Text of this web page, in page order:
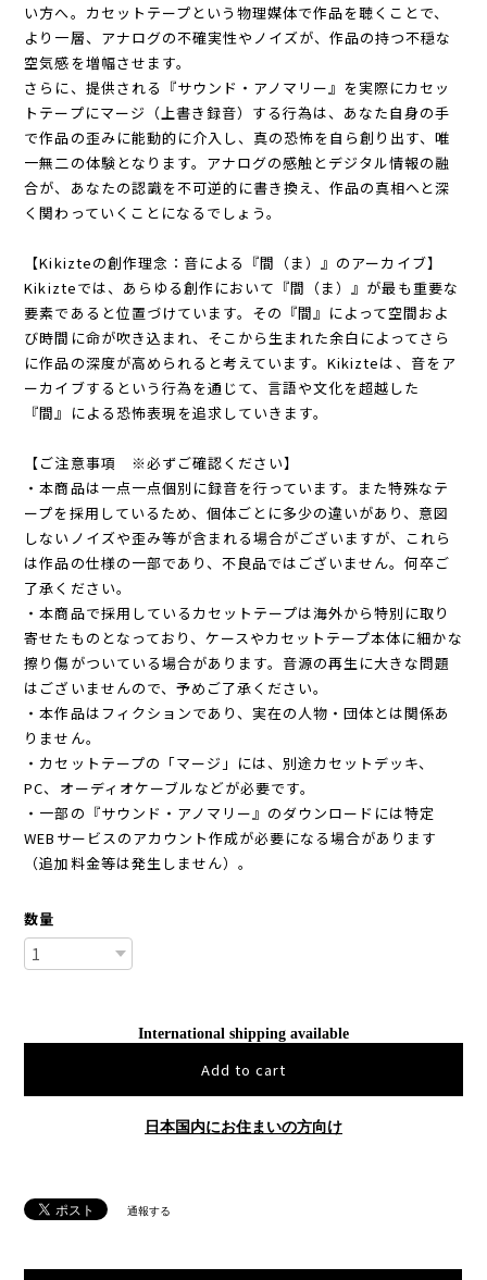
い方へ。カセットテープという物理媒体で作品を聴くことで、
より一層、アナログの不確実性やノイズが、作品の持つ不穏な
空気感を増幅させます。
さらに、提供される『サウンド・アノマリー』を実際にカセッ
トテープにマージ（上書き録音）する行為は、あなた自身の手
で作品の歪みに能動的に介入し、真の恐怖を自ら創り出す、唯
一無二の体験となります。アナログの感触とデジタル情報の融
合が、あなたの認識を不可逆的に書き換え、作品の真相へと深
く関わっていくことになるでしょう。
【Kikizteの創作理念：音による『間（ま）』のアーカイブ】
Kikizteでは、あらゆる創作において『間（ま）』が最も重要な
要素であると位置づけています。その『間』によって空間およ
び時間に命が吹き込まれ、そこから生まれた余白によってさら
に作品の深度が高められると考えています。Kikizteは、音をア
ーカイブするという行為を通じて、言語や文化を超越した
『間』による恐怖表現を追求していきます。
【ご注意事項 ※必ずご確認ください】
・本商品は一点一点個別に録音を行っています。また特殊なテ
ープを採用しているため、個体ごとに多少の違いがあり、意図
しないノイズや歪み等が含まれる場合がございますが、これら
は作品の仕様の一部であり、不良品ではございません。何卒ご
了承ください。
・本商品で採用しているカセットテープは海外から特別に取り
寄せたものとなっており、ケースやカセットテープ本体に細かな
擦り傷がついている場合があります。音源の再生に大きな問題
はございませんので、予めご了承ください。
・本作品はフィクションであり、実在の人物・団体とは関係あ
りません。
・カセットテープの「マージ」には、別途カセットデッキ、
PC、オーディオケーブルなどが必要です。
・一部の『サウンド・アノマリー』のダウンロードには特定
WEBサービスのアカウント作成が必要になる場合があります
（追加料金等は発生しません）。
数量
International shipping available
Add to cart
日本国内にお住まいの方向け
通報する